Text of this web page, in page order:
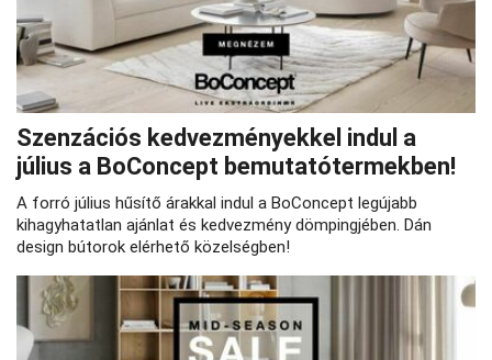
Szenzációs kedvezményekkel indul a
július a BoConcept bemutatótermekben!
A forró július hűsítő árakkal indul a BoConcept legújabb
kihagyhatatlan ajánlat és kedvezmény dömpingjében. Dán
design bútorok elérhető közelségben!